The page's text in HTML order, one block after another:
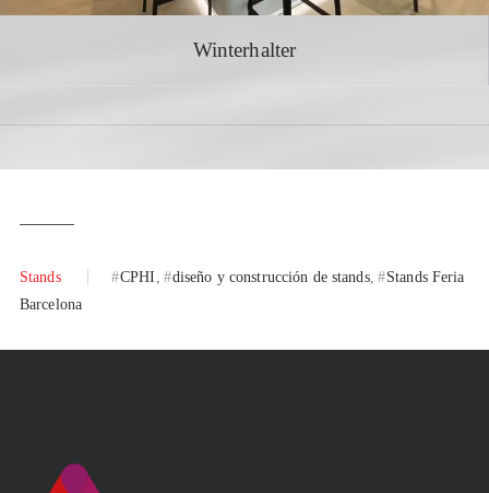
Winterhalter
Stands CPHI diseño y construcción de stands
Stands Feria
Barcelona